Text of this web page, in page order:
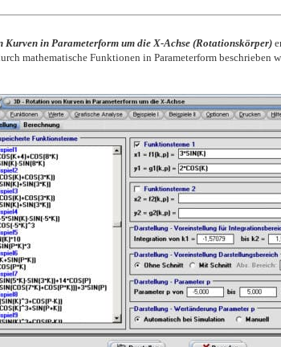
Kurven in Parameterform um die X-Achse (Rotationskörper)
mathematische Funktionen in Parameterform